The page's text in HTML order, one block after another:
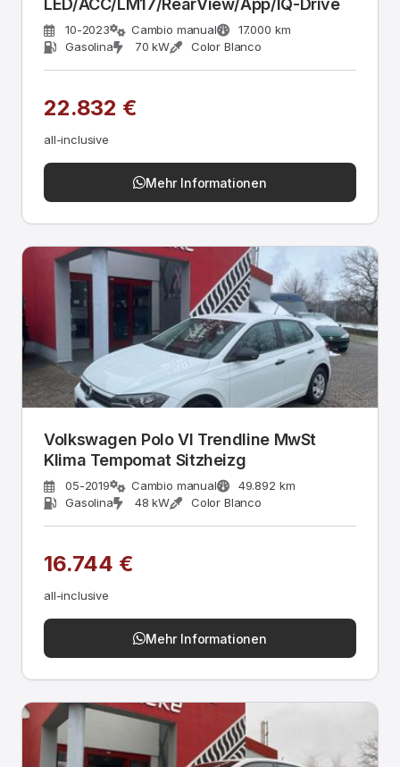
LED/ACC/LM17/RearView/App/IQ-Drive
10-2023 Cambio manual
17.000 km
Gasolina
70 kW Color Blanco
22.832 €
all-inclusive
Mehr Informationen
Volkswagen Polo VI Trendline MwSt
Klima Tempomat Sitzheizg
05-2019 Cambio manual
49.892 km
Gasolina
48 kW Color Blanco
16.744 €
all-inclusive
Mehr Informationen